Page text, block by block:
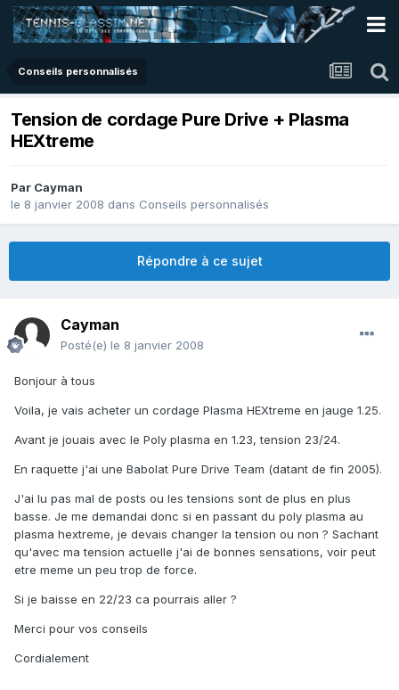
Conseils personnalisés
Tension de cordage Pure Drive + Plasma
HEXtreme
Par Cayman
le 8 janvier 2008 dans Conseils personnalisés
Répondre à ce sujet
Cayman
Posté(e) le 8 janvier 2008
Bonjour à tous
Voila, je vais acheter un cordage Plasma HEXtreme en jauge 1.25.
Avant je jouais avec le Poly plasma en 1.23, tension 23/24.
En raquette j'ai une Babolat Pure Drive Team (datant de fin 2005).
J'ai lu pas mal de posts ou les tensions sont de plus en plus
basse. Je me demandai donc si en passant du poly plasma au
plasma hextreme, je devais changer la tension ou non ? Sachant
qu'avec ma tension actuelle j'ai de bonnes sensations, voir peut
etre meme un peu trop de force.
Si je baisse en 22/23 ca pourrais aller ?
Merci pour vos conseils
Cordialement